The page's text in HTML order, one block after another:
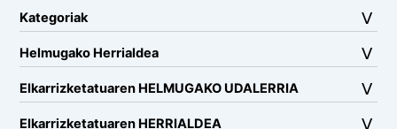
Kategoriak
Helmugako Herrialdea
Elkarrizketatuaren HELMUGAKO UDALERRIA
Elkarrizketatuaren HERRIALDEA